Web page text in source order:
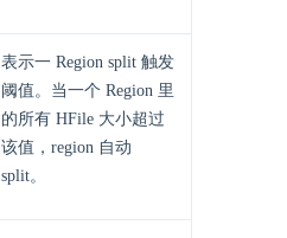
表示一 Region split 触发
阈值。当一个 Region 里
的所有 HFile 大小超过
该值，region 自动
split。